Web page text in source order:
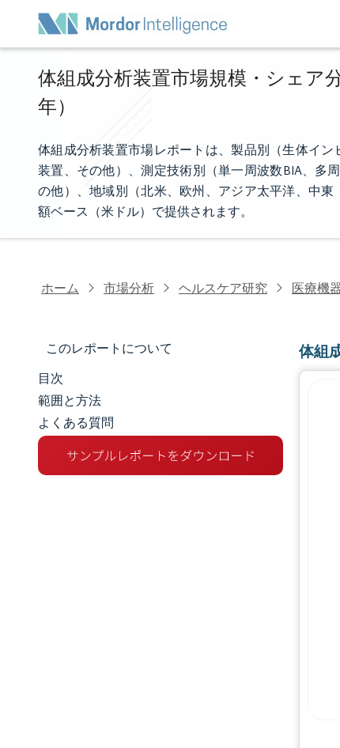
体組成分析装置市場規模・シェア
年）
体組成分析装置市場レポートは、製品別（生体イ
装置、その他）、測定技術別（単一周波数BIA、多
の他）、地域別（北米、欧州、アジア太平洋、中
額ベース（米ドル）で提供されます。
ホーム 市場分析 ヘルスケア研究 医療機
このレポートについて
市場規模とシェア
市場分析
トレンドとインサイト
目次
範囲と方法
よくある質問
体組